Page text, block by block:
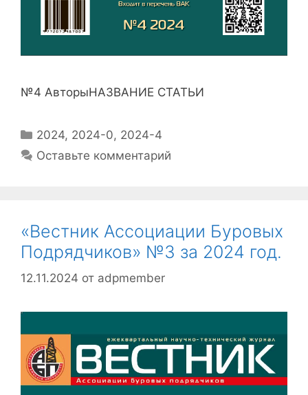
№4 АвторыНАЗВАНИЕ СТАТЬИ
2024, 2024-0, 2024-4
Оставьте комментарий
«Вестник Ассоциации Буровых
Подрядчиков» №3 за 2024 год.
12.11.2024 от adpmember